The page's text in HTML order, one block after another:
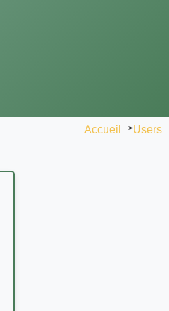
Accueil >Users